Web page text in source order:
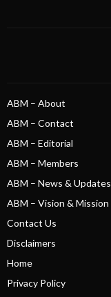
ABM – About
ABM – Contact
ABM – Editorial
ABM – Members
ABM – News & Updates
ABM – Vision & Mission
Contact Us
Disclaimers
Home
Privacy Policy